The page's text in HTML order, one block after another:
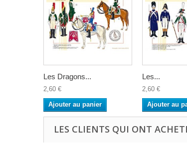
Les Dragons...
2,60 €
Ajouter au panier
Les...
2,60 €
Ajouter au
LES CLIENTS QUI ONT